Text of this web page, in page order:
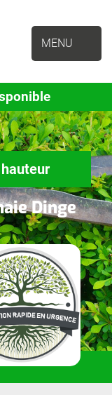
MENU
Dinge